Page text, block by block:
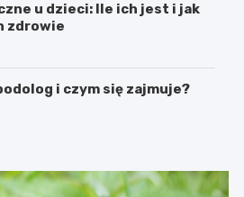
u dzieci: Ile ich jest i jak
zdrowie
i czym się zajmuje?